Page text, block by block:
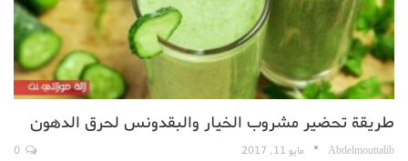
طريقة تحضير مشروب الخيار والبقدونس لحرق الدهون
Abdelmouttalib مايو 11, 2017